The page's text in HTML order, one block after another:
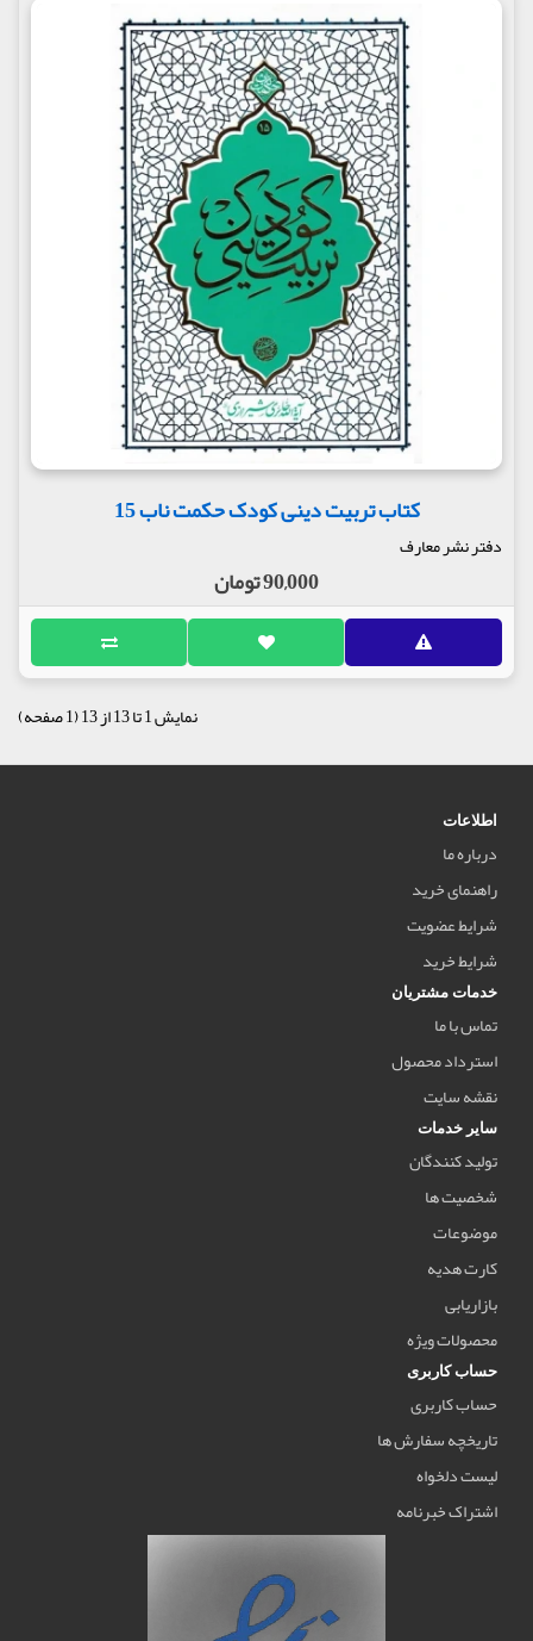
کتاب تربیت دینی کودک حکمت ناب 15
دفتر نشر معارف
90,000 تومان
نمایش 1 تا 13 از 13 (1 صفحه)
اطلاعات
درباره ما
راهنمای خرید
شرایط عضویت
شرایط خرید
خدمات مشتریان
تماس با ما
استرداد محصول
نقشه سایت
سایر خدمات
تولید کنندگان
شخصیت ها
موضوعات
کارت هدیه
بازاریابی
محصولات ویژه
حساب کاربری
حساب کاربری
تاریخچه سفارش ها
لیست دلخواه
اشتراک خبرنامه